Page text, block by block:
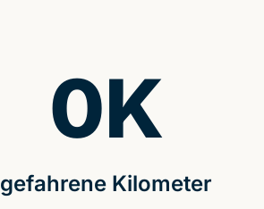
gefahrene Kilometer
0K